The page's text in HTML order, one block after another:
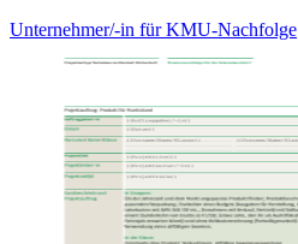
Unternehmer/-in für KMU-Nachfolge